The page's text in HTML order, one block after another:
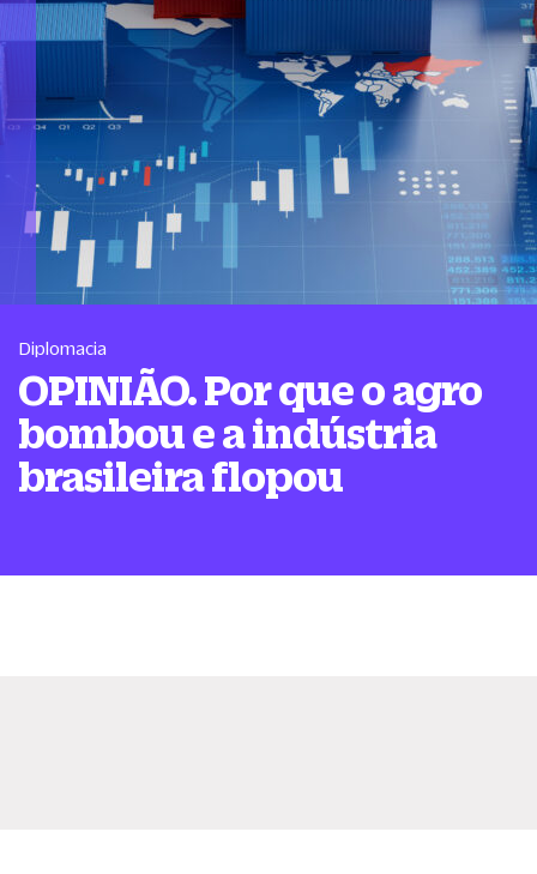
Diplomacia
OPINIÃO. Por que o agro
bombou e a indústria
brasileira flopou